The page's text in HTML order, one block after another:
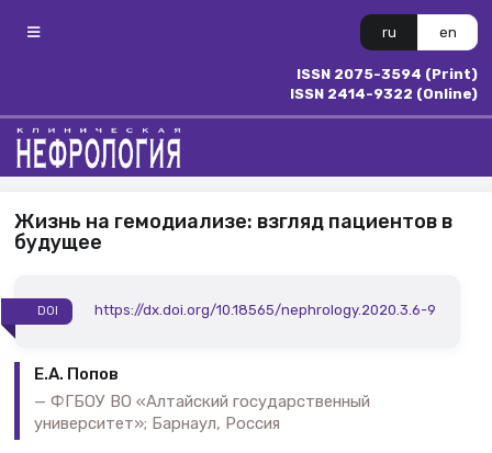
ru en
ISSN 2075-3594 (Print)
ISSN 2414-9322 (Online)
Жизнь на гемодиализе: взгляд пациентов в
будущее
DOI https://dx.doi.org/10.18565/nephrology.2020.3.6-9
Е.А. Попов
ФГБОУ ВО «Алтайский государственный
университет»; Барнаул, Россия